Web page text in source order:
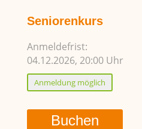
Seniorenkurs
Anmeldefrist:
04.12.2026, 20:00 Uhr
Anmeldung möglich
Buchen